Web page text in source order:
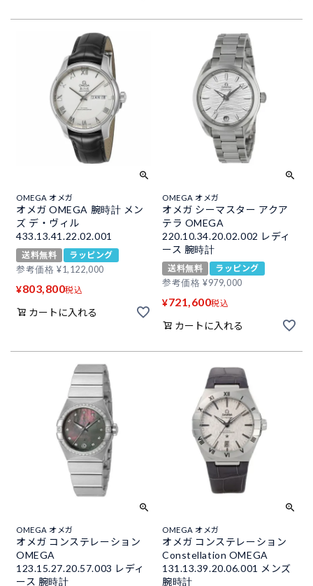
OMEGA オメガ
オメガ OMEGA 腕時計 メン
ズ デ・ヴィル
433.13.41.22.02.001
送料無料
ラッピング
参考価格 ¥1,122,000
¥803,800税込
カートに入れる
OMEGA オメガ
オメガ シーマスター アクア
テラ OMEGA
220.10.34.20.02.002 レディ
ース 腕時計
送料無料
ラッピング
参考価格 ¥979,000
¥721,600税込
カートに入れる
OMEGA オメガ
オメガ コンステレーション
OMEGA
123.15.27.20.57.003 レディ
ース 腕時計
OMEGA オメガ
オメガ コンステレーション
Constellation OMEGA
131.13.39.20.06.001 メンズ
腕時計